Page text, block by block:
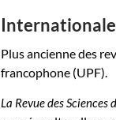
Internationale
Plus ancienne des
francophone (UPF).
La Revue des Sciences